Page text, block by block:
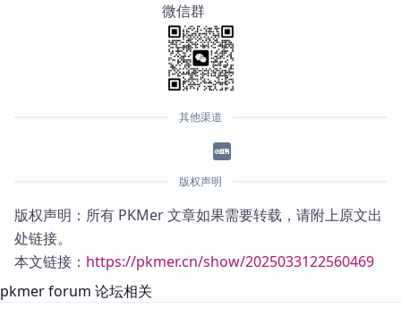
微信群
其他渠道
版权声明
版权声明：所有 PKMer 文章如果需要转载，请附上原文出
处链接。
本文链接： https://pkmer.cn/show/2025033122560469
pkmer forum 论坛相关